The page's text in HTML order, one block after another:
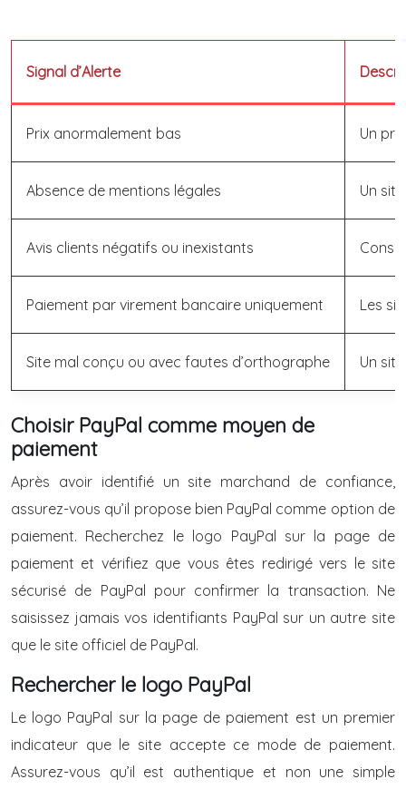
Signal d’Alerte
Prix anormalement bas Un
Absence de mentions légales Un
Avis clients négatifs ou inexistants
Paiement par virement bancaire uniquement Les
Site mal conçu ou avec fautes d’orthographe Un
Choisir PayPal comme moyen de
paiement
Après avoir identifié un site marchand de confiance,
assurez-vous qu’il propose bien PayPal comme option de
paiement. Recherchez le logo PayPal sur la page de
paiement et vérifiez que vous êtes redirigé vers le site
sécurisé de PayPal pour confirmer la transaction. Ne
saisissez jamais vos identifiants PayPal sur un autre site
que le site officiel de PayPal.
Rechercher le logo PayPal
Le logo PayPal sur la page de paiement est un premier
indicateur que le site accepte ce mode de paiement.
Assurez-vous qu’il est authentique et non une simple